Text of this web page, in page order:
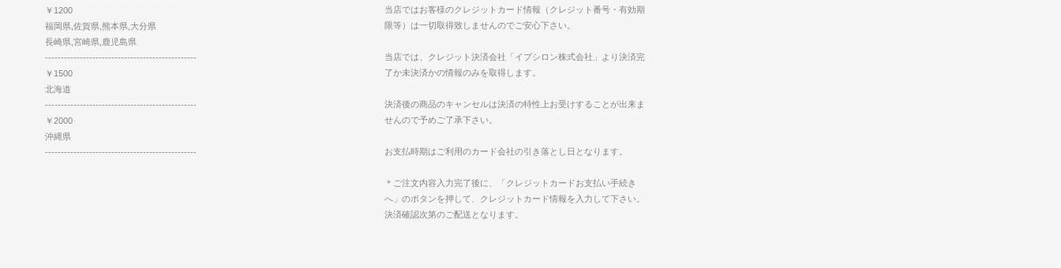
￥1200
福岡県,佐賀県,熊本県,大分県
長崎県,宮崎県,鹿児島県
------------------------------------------------
￥1500
北海道
------------------------------------------------
￥2000
沖縄県
------------------------------------------------
当店ではお客様のクレジットカード情報（クレジット番号・有効期
限等）は一切取得致しませんのでご安心下さい。
当店では、クレジット決済会社「イプシロン株式会社」より決済完
了か未決済かの情報のみを取得します。
決済後の商品のキャンセルは決済の特性上お受けすることが出来ま
せんので予めご了承下さい。
お支払時期はご利用のカード会社の引き落とし日となります。
＊ご注文内容入力完了後に、「クレジットカードお支払い手続き
へ」のボタンを押して、クレジットカード情報を入力して下さい。
決済確認次第のご配送となります。